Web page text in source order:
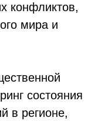
конфликтов,
мира и
состояния
в регионе,